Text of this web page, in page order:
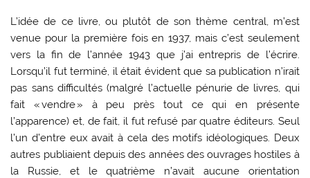
L’idée de ce livre, ou plutôt de son thème central, m’est
venue pour la première fois en 1937, mais c’est seulement
vers la fin de l’année 1943 que j’ai entrepris de l’écrire.
Lorsqu’il fut terminé, il était évident que sa publication n’irait
pas sans difficultés (malgré l’actuelle pénurie de livres, qui
fait « vendre » à peu près tout ce qui en présente
l’apparence) et, de fait, il fut refusé par quatre éditeurs. Seul
l’un d’entre eux avait à cela des motifs idéologiques. Deux
autres publiaient depuis des années des ouvrages hostiles à
la Russie, et le quatrième n’avait aucune orientation